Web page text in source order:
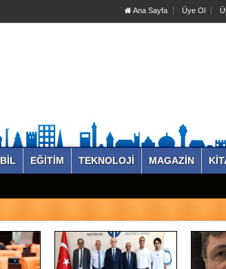
Ana Sayfa Üye Ol
EĞİTİM TEKNOLOJİ MAGAZİN